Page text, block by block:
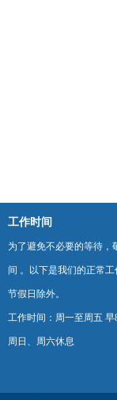
工作时间
为了避免不必要的等待，
间 。以下是我们的正常
节假日除外。
工作时间：周一至周五 早
周日、周六休息